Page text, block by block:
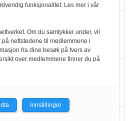
funksjonalitet. Les mer i vår
Om du samtykker under, vil
nettstedene til medlemmene i
fra dine besøk på tvers av
over medlemmene finner du på
Innstillinger